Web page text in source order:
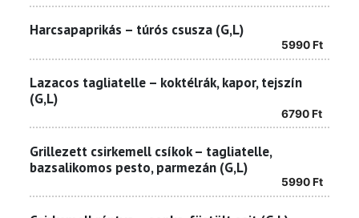
Harcsapaprikás – túrós csusza (G,L)
5990Ft
Lazacos tagliatelle – koktélrák, kapor, tejszín
(G,L)
6790Ft
Grillezett csirkemell csíkok – tagliatelle,
bazsalikomos pesto, parmezán (G,L)
5990Ft